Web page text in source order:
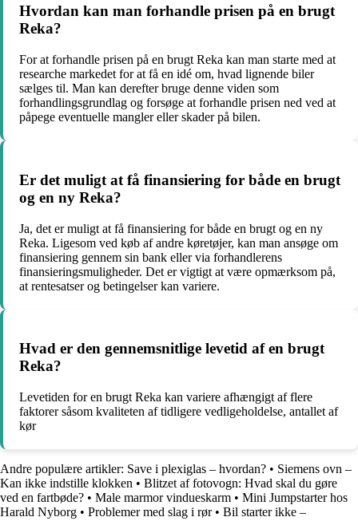
Hvordan kan man forhandle prisen på en brugt
Reka?
For at forhandle prisen på en brugt Reka kan man starte med at
researche markedet for at få en idé om, hvad lignende biler
sælges til. Man kan derefter bruge denne viden som
forhandlingsgrundlag og forsøge at forhandle prisen ned ved at
påpege eventuelle mangler eller skader på bilen.
Er det muligt at få finansiering for både en brugt
og en ny Reka?
Ja, det er muligt at få finansiering for både en brugt og en ny
Reka. Ligesom ved køb af andre køretøjer, kan man ansøge om
finansiering gennem sin bank eller via forhandlerens
finansieringsmuligheder. Det er vigtigt at være opmærksom på,
at rentesatser og betingelser kan variere.
Hvad er den gennemsnitlige levetid af en brugt
Reka?
Levetiden for en brugt Reka kan variere afhængigt af flere
faktorer såsom kvaliteten af tidligere vedligeholdelse, antallet af
kør
Andre populære artikler: Save i plexiglas – hvordan? • Siemens ovn –
Kan ikke indstille klokken • Blitzet af fotovogn: Hvad skal du gøre
ved en fartbøde? • Male marmor vindueskarm • Mini Jumpstarter hos
Harald Nyborg • Problemer med slag i rør• Bil starter ikke –